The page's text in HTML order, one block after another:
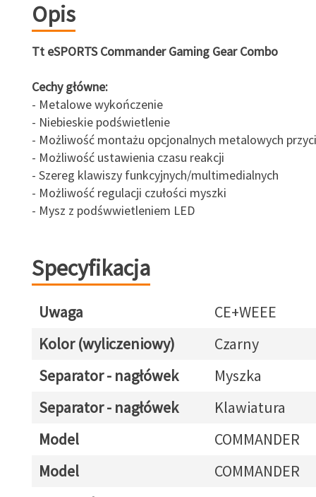
Opis
Tt eSPORTS Commander Gaming Gear Combo
Cechy główne:
- Metalowe wykończenie
- Niebieskie podświetlenie
- Możliwość montażu opcjonalnych metalowych
- Możliwość ustawienia czasu reakcji
- Szereg klawiszy funkcyjnych/multimedialnych
- Możliwość regulacji czułości myszki
- Mysz z podśwwietleniem LED
Specyfikacja
Uwaga
CE+WEEE
Kolor (wyliczeniowy)
Czarny
Separator - nagłówek
Myszka
Separator - nagłówek
Klawiatura
Model
COMMANDER
Model
COMMANDER